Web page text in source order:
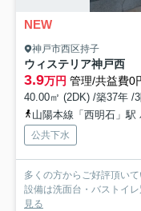
NEW
神戸市西区持子
ウィステリア神戸西
3.9万円 管理/共益費0
40.00㎡ (2DK) /築37年 /
山陽本線「西明石」駅
公共下水
多くの方からご好評頂い
設備は洗面台・バストイ
見る